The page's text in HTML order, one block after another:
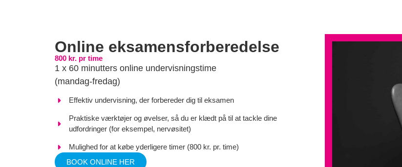
Online eksamensforberedelse
800 kr. pr time
1 x 60 minutters online undervisningstime
(mandag-fredag)
Effektiv undervisning, der forbereder dig til eksamen
Praktiske værktøjer og øvelser, så du er klædt på til at tackle dine
udfordringer (for eksempel, nervøsitet)
Mulighed for at købe yderligere timer (800 kr. pr. time)
BOOK ONLINE HER